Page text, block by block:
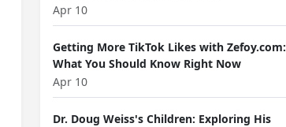
Apr 10
Getting More TikTok Likes with Zefoy.com:
What You Should Know Right Now
Apr 10
Dr. Doug Weiss's Children: Exploring His